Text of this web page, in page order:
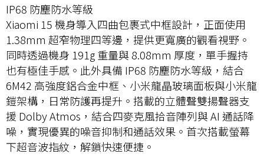
IP68 防塵防水等級
Xiaomi 15 機身導入四曲包裹式中框設計，正面使用
1.38mm 超窄物理四等邊，提供更寬廣的觀看視野。
同時透過機身 191g 重量與 8.08mm 厚度，單手握持
也有極佳手感。此外具備 IP68 防塵防水等級，結合
6M42 高強度鋁合金中框、小米龍晶玻璃面板與小米龍
鎧架構，日常防護再提升。搭載的立體聲雙揚聲器支
援 Dolby Atmos，結合四麥克風拾音陣列與 AI 通話降
噪，實現優異的噪音抑制和通話效果。首次搭載螢幕
下超音波指紋，解鎖快速便捷。